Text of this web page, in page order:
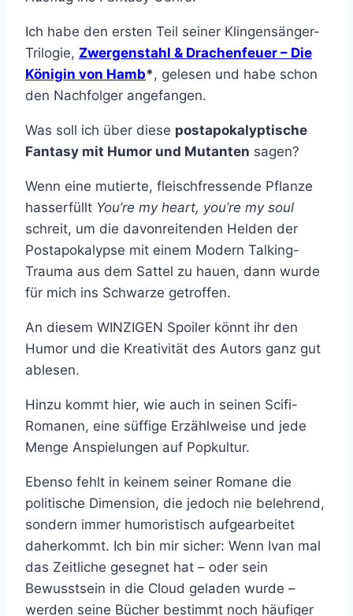
Ich habe den ersten Teil seiner Klingensänger-
Trilogie, Zwergenstahl & Drachenfeuer – Die
Königin von Hamb* , gelesen und habe schon
den Nachfolger angefangen.
Was soll ich über diese postapokalyptische
Fantasy mit Humor und Mutanten sagen?
Wenn eine mutierte, fleischfressende Pflanze
hasserfüllt You’re my heart, you’re my soul
schreit, um die davonreitenden Helden der
Postapokalypse mit einem Modern Talking-
Trauma aus dem Sattel zu hauen, dann wurde
für mich ins Schwarze getroffen.
An diesem WINZIGEN Spoiler könnt ihr den
Humor und die Kreativität des Autors ganz gut
ablesen.
Hinzu kommt hier, wie auch in seinen Scifi-
Romanen, eine süffige Erzählweise und jede
Menge Anspielungen auf Popkultur.
Ebenso fehlt in keinem seiner Romane die
politische Dimension, die jedoch nie belehrend,
sondern immer humoristisch aufgearbeitet
daherkommt. Ich bin mir sicher: Wenn Ivan mal
das Zeitliche gesegnet hat – oder sein
Bewusstsein in die Cloud geladen wurde –
werden seine Bücher bestimmt noch häufiger